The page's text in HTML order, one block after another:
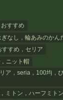
おすすめ
なし，輪あみのかん
すすめ，セリア
ニット帽
ア，seria，100均，
ミトン，ハーフミト